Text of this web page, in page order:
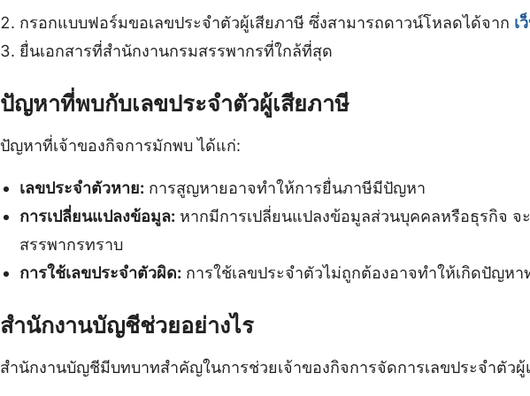
กรอกแบบฟอร์มขอเลขประจําตัวผู้เสียภาษี ซึ่งสามารถดาวน์โหลดได้จาก เ
ยื่นเอกสารที่สำนักงานกรมสรรพากรที่ใกล้ที่สุด
ปัญหาที่พบกับเลขประจําตัวผู้เสียภาษี
ปัญหาที่เจ้าของกิจการมักพบ ได้แก่:
เลขประจําตัวหาย: การสูญหายอาจทำให้การยื่นภาษีมีปัญหา
การเปลี่ยนแปลงข้อมูล: หากมีการเปลี่ยนแปลงข้อมูลส่วนบุคคลหรือธุรกิจ จ
สรรพากรทราบ
การใช้เลขประจําตัวผิด: การใช้เลขประจําตัวไม่ถูกต้องอาจทำให้เกิดปัญห
สำนักงานบัญชีช่วยอย่างไร
สำนักงานบัญชีมีบทบาทสำคัญในการช่วยเจ้าของกิจการจัดการเลขประจําตัวผู้